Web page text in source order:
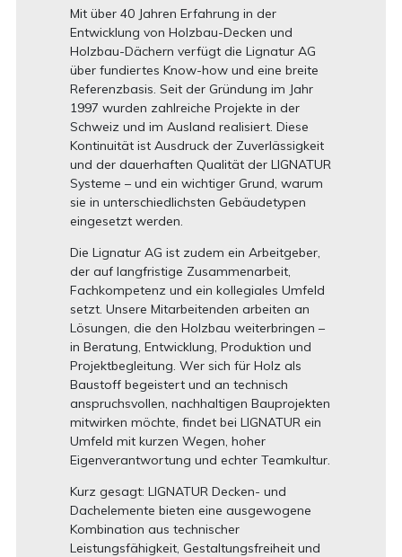
Mit über 40 Jahren Erfahrung in der
Entwicklung von Holzbau-Decken und
Holzbau-Dächern verfügt die Lignatur AG
über fundiertes Know-how und eine breite
Referenzbasis. Seit der Gründung im Jahr
1997 wurden zahlreiche Projekte in der
Schweiz und im Ausland realisiert. Diese
Kontinuität ist Ausdruck der Zuverlässigkeit
und der dauerhaften Qualität der LIGNATUR
Systeme – und ein wichtiger Grund, warum
sie in unterschiedlichsten Gebäudetypen
eingesetzt werden.
Die Lignatur AG ist zudem ein Arbeitgeber,
der auf langfristige Zusammenarbeit,
Fachkompetenz und ein kollegiales Umfeld
setzt. Unsere Mitarbeitenden arbeiten an
Lösungen, die den Holzbau weiterbringen –
in Beratung, Entwicklung, Produktion und
Projektbegleitung. Wer sich für Holz als
Baustoff begeistert und an technisch
anspruchsvollen, nachhaltigen Bauprojekten
mitwirken möchte, findet bei LIGNATUR ein
Umfeld mit kurzen Wegen, hoher
Eigenverantwortung und echter Teamkultur.
Kurz gesagt: LIGNATUR Decken- und
Dachelemente bieten eine ausgewogene
Kombination aus technischer
Leistungsfähigkeit, Gestaltungsfreiheit und